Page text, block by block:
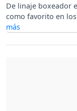
De linaje boxeador
como favorito en